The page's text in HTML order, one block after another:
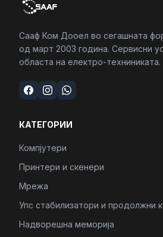
Сааф Ком Дооел во сегашната
од март 2003 година. Сервисни
областа на електро-техниниката.
КАТЕГОРИИ
Компјутери
Принтери и скенери
Мрежа
Упс стабилизатори и продолжни
Надворешна меморија